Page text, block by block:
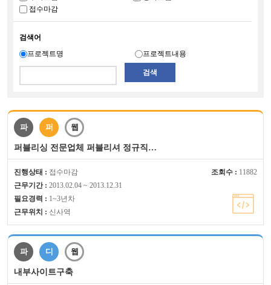
접수마감
검색어
프로젝트명
프로젝트내용
검색
파 퍼 웹
퍼블리싱 전문업체 퍼블리셔 정규직…
진행상태 : 접수마감 조회수 : 11882
근무기간 : 2013.02.04 ~ 2013.12.31
필요경력 : 1~3년차
근무위치 : 신사역
파 디 웹
내부사이트구축